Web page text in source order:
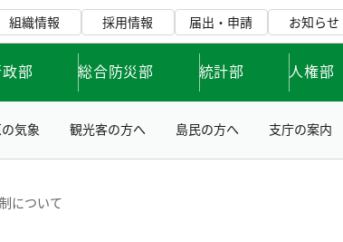
組織情報 採用情報 届出・申請 お知らせ
部 総合防災部 統計部 人権部
気象 観光客の方へ 島民の方へ 支庁の案内
について